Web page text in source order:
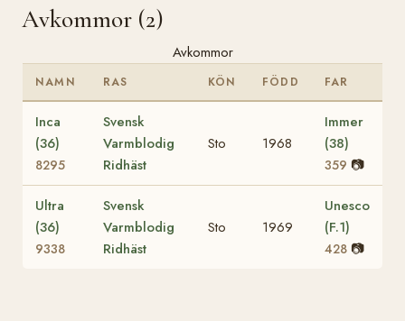
Avkommor (2)
Avkommor
NAMN RAS KÖN FÖDD FAR
Inca
(36)
8295
Svensk
Varmblodig
Ridhäst
Sto 1968
Immer
(38)
359 📷
Ultra
(36)
9338
Svensk
Varmblodig
Ridhäst
Sto 1969
Unesco
(F.1)
428 📷